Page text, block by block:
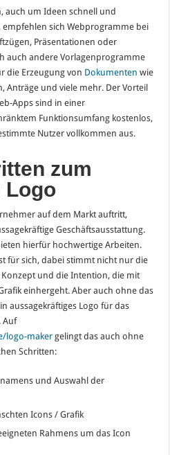
auch um Ideen schnell und
sich Webprogramme bei
Präsentationen oder
auch andere Vorlagenprogramme
die Erzeugung von Dokumenten wie
Anträge und viele mehr. Der Vorteil
Apps sind in einer
Funktionsumfang kostenlos,
Nutzer vollkommen aus.
zum
Logo
auf dem Markt auftritt,
Geschäftsausstattung.
hierfür hochwertige Arbeiten.
für sich, dabei stimmt nicht nur die
und die Intention, die mit
einhergeht. Aber auch ohne das
aussagekräftiges Logo für das
Auf
logo-makergelingt das auch ohne
Schritten:
und Auswahl der
Icons / Grafik
Rahmens um das Icon